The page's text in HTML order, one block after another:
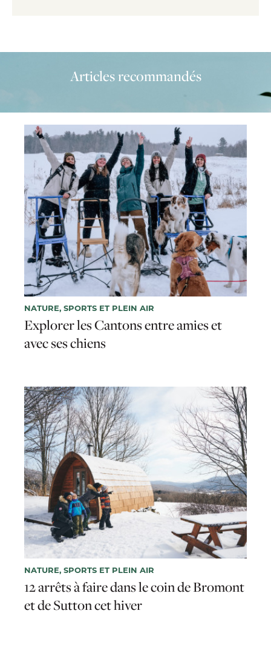
Articles recommandés
NATURE, SPORTS ET PLEIN AIR
Explorer les Cantons entre amies et
avec ses chiens
NATURE, SPORTS ET PLEIN AIR
12 arrêts à faire dans le coin de Bromont
et de Sutton cet hiver